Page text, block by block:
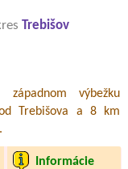
Trebišov
výbežku
Trebišova a 8 km
Informácie